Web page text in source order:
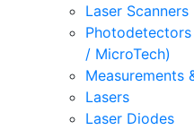
Laser Scanners
/ MicroTech)
Measurements
Lasers
Laser Diodes